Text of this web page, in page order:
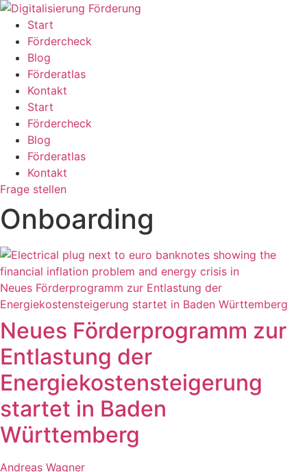
Zum
Inhalt
wechseln
Start
Fördercheck
Blog
Förderatlas
Kontakt
Start
Fördercheck
Blog
Förderatlas
Kontakt
Frage stellen
Onboarding
Neues Förderprogramm zur Entlastung der
Energiekostensteigerung startet in Baden Württemberg
Neues Förderprogramm zur
Entlastung der
Energiekostensteigerung
startet in Baden
Württemberg
Andreas Wagner